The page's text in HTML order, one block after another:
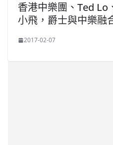
香港中樂團、Ted Lo
小飛，爵士與中樂融
2017-02-07